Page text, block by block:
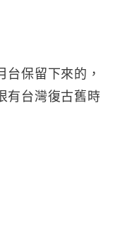
保留下來的，
有台灣復古舊時